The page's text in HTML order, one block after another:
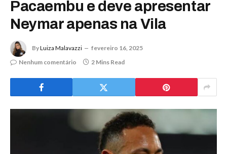
Pacaembu e deve apresentar
Neymar apenas na Vila
ByLuiza Malavazzi
fevereiro 16, 2025
Nenhum comentário
2 Mins Read